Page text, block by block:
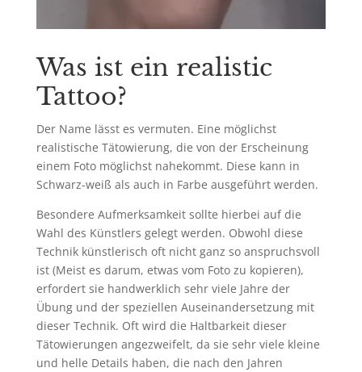
Was ist ein realistic
Tattoo?
Der Name lässt es vermuten. Eine möglichst
realistische Tätowierung, die von der Erscheinung
einem Foto möglichst nahekommt. Diese kann in
Schwarz-weiß als auch in Farbe ausgeführt werden.
Besondere Aufmerksamkeit sollte hierbei auf die
Wahl des Künstlers gelegt werden. Obwohl diese
Technik künstlerisch oft nicht ganz so anspruchsvoll
ist (Meist es darum, etwas vom Foto zu kopieren),
erfordert sie handwerklich sehr viele Jahre der
Übung und der speziellen Auseinandersetzung mit
dieser Technik. Oft wird die Haltbarkeit dieser
Tätowierungen angezweifelt, da sie sehr viele kleine
und helle Details haben, die nach den Jahren